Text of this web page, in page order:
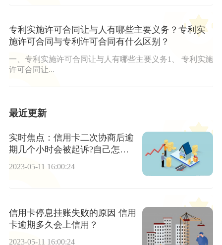
专利实施许可合同让与人有哪些主要义务？专利实
施许可合同与专利许可合同有什么区别？
一、专利实施许可合同让与人有哪些主要义务1、 专利实施
许可合同让...
最近更新
实时焦点：信用卡二次协商后逾
期几个小时会被起诉?自己怎么
申请停息挂账?
2023-05-11 16:00:24
信用卡停息挂账失败的原因 信用
卡逾期多久会上信用？
2023-05-11 16:00:24